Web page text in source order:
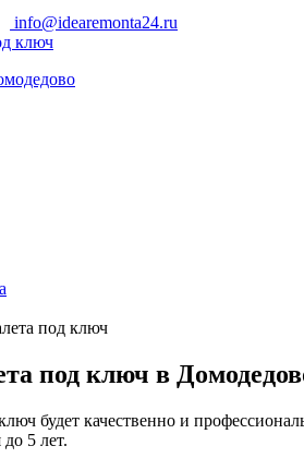
info@idearemonta24.ru
под ключ
под ключ в
будет качественно и
5 лет.